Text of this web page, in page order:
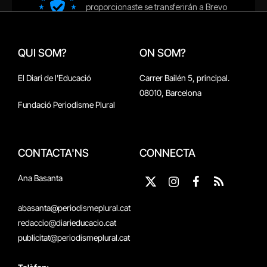
QUI SOM?
El Diari de l'Educació
Fundació Periodisme Plural
ON SOM?
Carrer Bailén 5, principal.
08010, Barcelona
CONTACTA'NS
Ana Basanta
abasanta@periodismeplural.cat
redaccio@diarieducacio.cat
publicitat@periodismeplural.cat
CONNECTA
X
InstagramFacebook
RSS